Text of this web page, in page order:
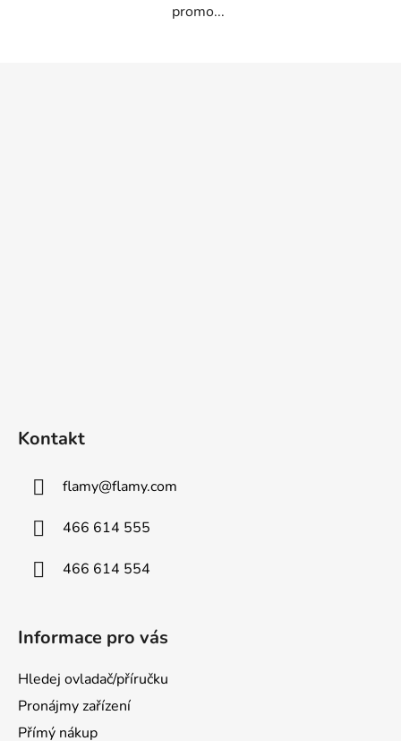
promo...
Kontakt
flamy@flamy.com
466 614 555
466 614 554
Informace pro vás
Hledej ovladač/příručku
Pronájmy zařízení
Přímý nákup